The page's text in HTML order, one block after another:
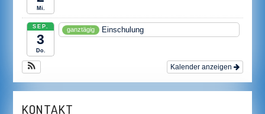
Mi.
SEP.
3
Do.
ganztägig Einschulung
Kalender anzeigen
KONTAKT